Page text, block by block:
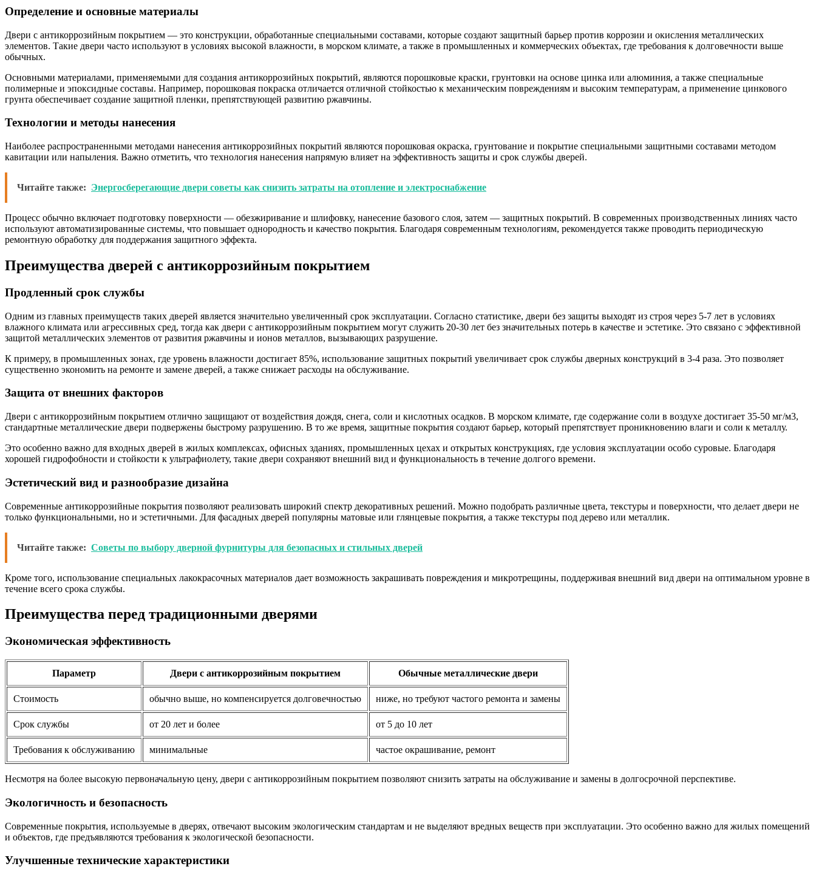
Определение и основные материалы
Двери с антикоррозийным покрытием — это конструкции, обработанные специальными составами, которые создают защитный барьер против коррозии и окисления металлических
элементов. Такие двери часто используют в условиях высокой влажности, в морском климате, а также в промышленных и коммерческих объектах, где требования к долговечности выше
обычных.
Основными материалами, применяемыми для создания антикоррозийных покрытий, являются порошковые краски, грунтовки на основе цинка или алюминия, а также специальные
полимерные и эпоксидные составы. Например, порошковая покраска отличается отличной стойкостью к механическим повреждениям и высоким температурам, а применение цинкового
грунта обеспечивает создание защитной пленки, препятствующей развитию ржавчины.
Технологии и методы нанесения
Наиболее распространенными методами нанесения антикоррозийных покрытий являются порошковая окраска, грунтование и покрытие специальными защитными составами методом
кавитации или напыления. Важно отметить, что технология нанесения напрямую влияет на эффективность защиты и срок службы дверей.
Читайте также: Энергосберегающие двери советы как снизить затраты на отопление и электроснабжение
Процесс обычно включает подготовку поверхности — обезжиривание и шлифовку, нанесение базового слоя, затем — защитных покрытий. В современных производственных линиях часто
используют автоматизированные системы, что повышает однородность и качество покрытия. Благодаря современным технологиям, рекомендуется также проводить периодическую
ремонтную обработку для поддержания защитного эффекта.
Преимущества дверей с антикоррозийным покрытием
Продленный срок службы
Одним из главных преимуществ таких дверей является значительно увеличенный срок эксплуатации. Согласно статистике, двери без защиты выходят из строя через 5-7 лет в условиях
влажного климата или агрессивных сред, тогда как двери с антикоррозийным покрытием могут служить 20-30 лет без значительных потерь в качестве и эстетике. Это связано с эффективной
защитой металлических элементов от развития ржавчины и ионов металлов, вызывающих разрушение.
К примеру, в промышленных зонах, где уровень влажности достигает 85%, использование защитных покрытий увеличивает срок службы дверных конструкций в 3-4 раза. Это позволяет
существенно экономить на ремонте и замене дверей, а также снижает расходы на обслуживание.
Защита от внешних факторов
Двери с антикоррозийным покрытием отлично защищают от воздействия дождя, снега, соли и кислотных осадков. В морском климате, где содержание соли в воздухе достигает 35-50 мг/м3,
стандартные металлические двери подвержены быстрому разрушению. В то же время, защитные покрытия создают барьер, который препятствует проникновению влаги и соли к металлу.
Это особенно важно для входных дверей в жилых комплексах, офисных зданиях, промышленных цехах и открытых конструкциях, где условия эксплуатации особо суровые. Благодаря
хорошей гидрофобности и стойкости к ультрафиолету, такие двери сохраняют внешний вид и функциональность в течение долгого времени.
Эстетический вид и разнообразие дизайна
Современные антикоррозийные покрытия позволяют реализовать широкий спектр декоративных решений. Можно подобрать различные цвета, текстуры и поверхности, что делает двери не
только функциональными, но и эстетичными. Для фасадных дверей популярны матовые или глянцевые покрытия, а также текстуры под дерево или металлик.
Читайте также: Советы по выбору дверной фурнитуры для безопасных и стильных дверей
Кроме того, использование специальных лакокрасочных материалов дает возможность закрашивать повреждения и микротрещины, поддерживая внешний вид двери на оптимальном уровне в
течение всего срока службы.
Преимущества перед традиционными дверями
Экономическая эффективность
Параметр Двери с антикоррозийным покрытием Обычные металлические двери
Стоимость обычно выше, но компенсируется долговечностью ниже, но требуют частого ремонта и замены
Срок службы от 20 лет и более от 5 до 10 лет
Требования к обслуживанию минимальные частое окрашивание, ремонт
Несмотря на более высокую первоначальную цену, двери с антикоррозийным покрытием позволяют снизить затраты на обслуживание и замены в долгосрочной перспективе.
Экологичность и безопасность
Современные покрытия, используемые в дверях, отвечают высоким экологическим стандартам и не выделяют вредных веществ при эксплуатации. Это особенно важно для жилых помещений
и объектов, где предъявляются требования к экологической безопасности.
Улучшенные технические характеристики